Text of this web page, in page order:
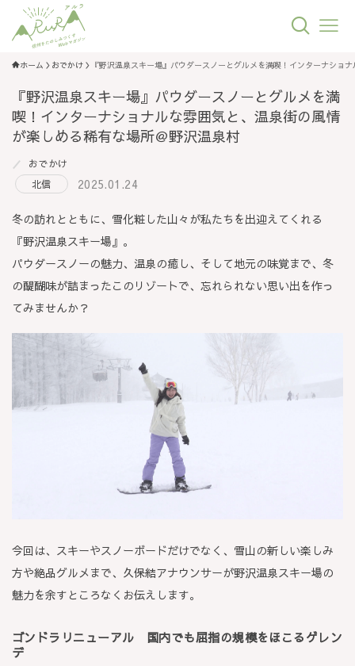
ホーム おでかけ 『野沢温泉スキー場』パウダースノーとグルメを満喫！インターナショ
『野沢温泉スキー場』パウダースノーとグルメを満
喫！インターナショナルな雰囲気と、温泉街の風情
が楽しめる稀有な場所＠野沢温泉村
おでかけ
北信
2025.01.24
冬の訪れとともに、雪化粧した山々が私たちを出迎えてくれる
『野沢温泉スキー場』。
パウダースノーの魅力、温泉の癒し、そして地元の味覚まで、冬
の醍醐味が詰まったこのリゾートで、忘れられない思い出を作っ
てみませんか？
今回は、スキーやスノーボードだけでなく、雪山の新しい楽しみ
方や絶品グルメまで、久保結アナウンサーが野沢温泉スキー場の
魅力を余すところなくお伝えします。
ゴンドラリニューアル 国内でも屈指の規模をほこるゲレン
デ